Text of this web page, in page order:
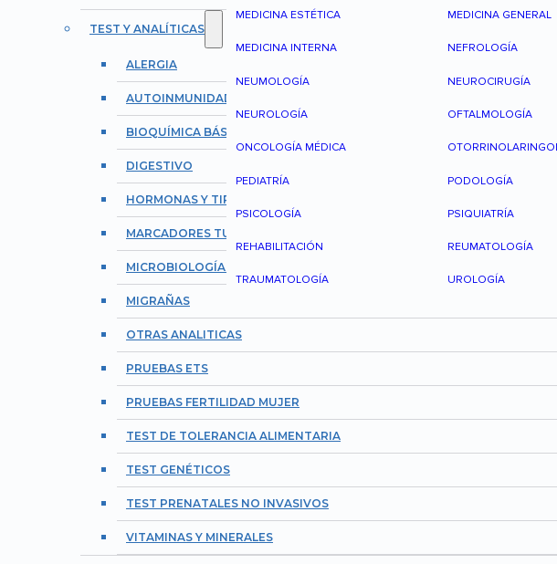
MEDICINA ESTÉTICA MEDICINA GENERAL
MEDICINA INTERNA NEFROLOGÍA
NEUMOLOGÍA NEUROCIRUGÍA
NEUROLOGÍA OFTALMOLOGÍA
ONCOLOGÍA MÉDICA
PEDIATRÍA PODOLOGÍA
PSICOLOGÍA PSIQUIATRÍA
REHABILITACIÓN REUMATOLOGÍA
TRAUMATOLOGÍA UROLOGÍA
TEST Y ANALÍTICAS
ALERGIA
AUTOINMUNIDAD Y REUMATOLOGÍA
BIOQUÍMICA BÁSICA
DIGESTIVO
HORMONAS Y TIROIDES
MARCADORES TUMORALES
MICROBIOLOGÍA E INFECCIONES
MIGRAÑAS
OTRAS ANALITICAS
PRUEBAS ETS
PRUEBAS FERTILIDAD MUJER
TEST DE TOLERANCIA ALIMENTARIA
TEST GENÉTICOS
TEST PRENATALES NO INVASIVOS
VITAMINAS Y MINERALES